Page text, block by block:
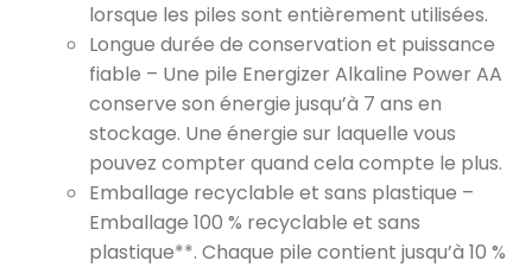
lorsque les piles sont entièrement utilisées.
Longue durée de conservation et puissance
fiable – Une pile Energizer Alkaline Power AA
conserve son énergie jusqu’à 7 ans en
stockage. Une énergie sur laquelle vous
pouvez compter quand cela compte le plus.
Emballage recyclable et sans plastique –
Emballage 100 % recyclable et sans
plastique**. Chaque pile contient jusqu’à 10 %